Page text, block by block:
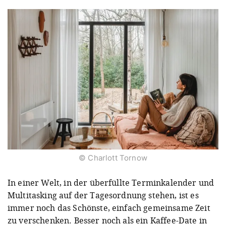
© Charlott Tornow
In einer Welt, in der überfüllte Terminkalender und
Multitasking auf der Tagesordnung stehen, ist es
immer noch das Schönste, einfach gemeinsame Zeit
zu verschenken. Besser noch als ein Kaffee-Date in